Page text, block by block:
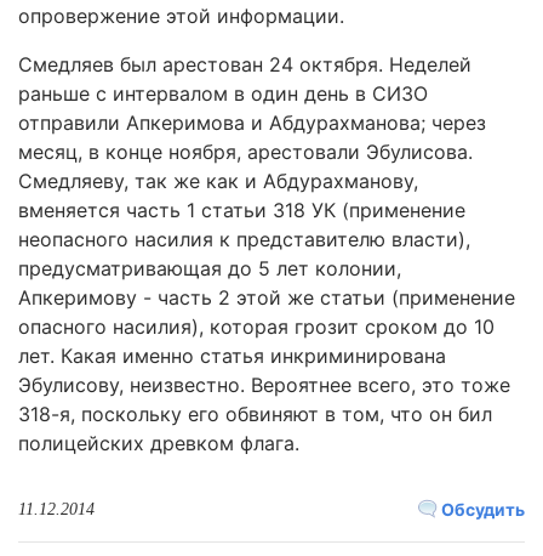
опровержение этой информации.
Смедляев был арестован 24 октября. Неделей
раньше с интервалом в один день в СИЗО
отправили Апкеримова и Абдурахманова; через
месяц, в конце ноября, арестовали Эбулисова.
Смедляеву, так же как и Абдурахманову,
вменяется часть 1 статьи 318 УК (применение
неопасного насилия к представителю власти),
предусматривающая до 5 лет колонии,
Апкеримову - часть 2 этой же статьи (применение
опасного насилия), которая грозит сроком до 10
лет. Какая именно статья инкриминирована
Эбулисову, неизвестно. Вероятнее всего, это тоже
318-я, поскольку его обвиняют в том, что он бил
полицейских древком флага.
Обсудить
11.12.2014